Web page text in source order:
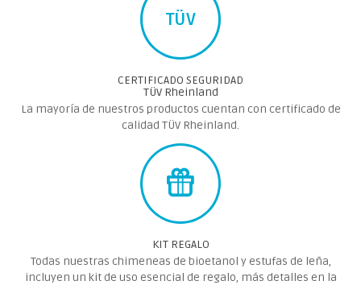
TÜV
CERTIFICADO SEGURIDAD
TÜV Rheinland
La mayoría de nuestros productos cuentan con certificado de
calidad TÜV Rheinland.
KIT REGALO
Todas nuestras chimeneas de bioetanol y estufas de leña,
incluyen un kit de uso esencial de regalo, más detalles en la